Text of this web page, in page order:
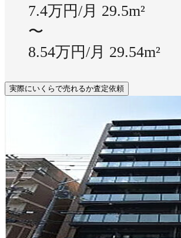
7.4万円/月 29.5m²
〜
8.54万円/月 29.54m²
実際にいくらで売れるか査定依頼